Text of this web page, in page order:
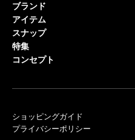
ブランド
アイテム
スナップ
特集
コンセプト
ショッピングガイド
プライバシーポリシー